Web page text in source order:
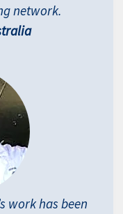
network.
work has been